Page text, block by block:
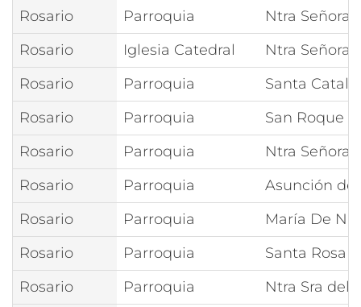
Rosario
Parroquia
Ntra Señora
Rosario
Iglesia Catedral
Ntra Señora
Rosario
Parroquia
Santa
Rosario
Parroquia
San Roque
Rosario
Parroquia
Ntra Señora
Rosario
Parroquia
Asunción de
Rosario
Parroquia
María De
Rosario
Parroquia
Santa Rosa
Rosario
Parroquia Ntra Sra del